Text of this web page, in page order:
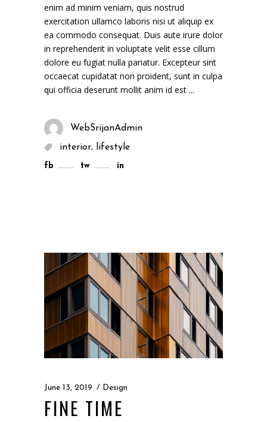
enim ad minim veniam, quis nostrud
exercitation ullamco laboris nisi ut aliquip ex
ea commodo consequat. Duis aute irure dolor
in reprehenderit in voluptate velit esse cillum
dolore eu fugiat nulla pariatur. Excepteur sint
occaecat cupidatat non proident, sunt in culpa
qui officia deserunt mollit anim id est
WebSrijanAdmin
interior, lifestyle
fb tw in
June 13, 2019 Design
FINE TIME